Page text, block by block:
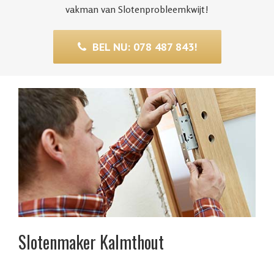
vakman van Slotenprobleemkwijt!
BEL NU: 078 487 843!
Slotenmaker Kalmthout